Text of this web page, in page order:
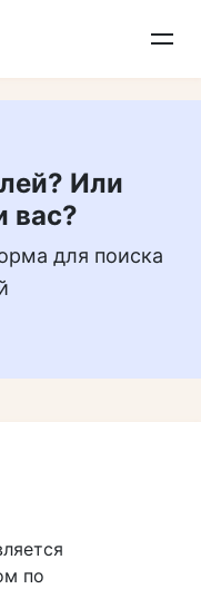
в MAX
Или
вас?
для поиска
по